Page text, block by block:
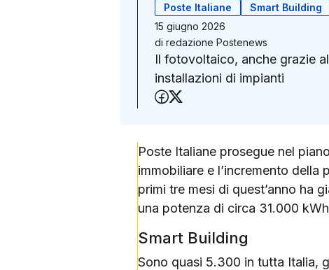
Poste Italiane Smart Building
15 giugno 2026
di redazione Postenews
Il fotovoltaico, anche grazie
installazioni di impianti
Condividi su Facebook
Poste Italiane prosegue nel
immobiliare e l’incremento
primi tre mesi di quest’anno ha
una potenza di circa 31.000
Smart Building
Sono quasi 5.300 in tutta Italia,